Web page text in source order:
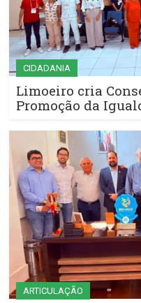
CIDADANIA
Limoeiro cria
Promoção da
ARTICULAÇÃO